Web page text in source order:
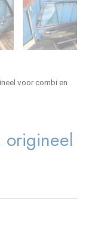
voor combi en
origineel